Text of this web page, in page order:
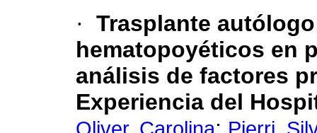
· Trasplante
hematopoyéticos en
análisis de factores
Experiencia del